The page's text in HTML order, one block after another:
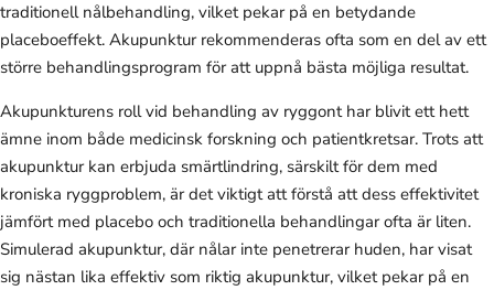
traditionell nålbehandling, vilket pekar på en betydande
placeboeffekt. Akupunktur rekommenderas ofta som en del av ett
större behandlingsprogram för att uppnå bästa möjliga resultat.
Akupunkturens roll vid behandling av ryggont har blivit ett hett
ämne inom både medicinsk forskning och patientkretsar. Trots att
akupunktur kan erbjuda smärtlindring, särskilt för dem med
kroniska ryggproblem, är det viktigt att förstå att dess effektivitet
jämfört med placebo och traditionella behandlingar ofta är liten.
Simulerad akupunktur, där nålar inte penetrerar huden, har visat
sig nästan lika effektiv som riktig akupunktur, vilket pekar på en